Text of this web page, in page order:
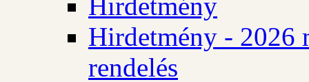
Hirdetmény
Hirdetmény - 2026
rendelés